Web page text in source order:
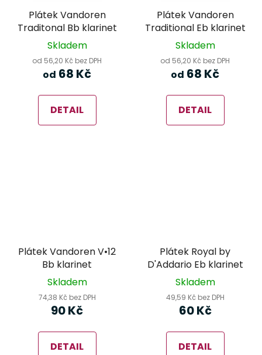
Plátek Vandoren
Traditonal Bb klarinet
Skladem
od 56,20 Kč bez DPH
od 68 Kč
DETAIL
Plátek Vandoren
Traditional Eb klarinet
Skladem
od 56,20 Kč bez DPH
od 68 Kč
DETAIL
Plátek Vandoren V•12
Bb klarinet
Skladem
74,38 Kč bez DPH
90 Kč
DETAIL
Plátek Royal by
D'Addario Eb klarinet
Skladem
49,59 Kč bez DPH
60 Kč
DETAIL